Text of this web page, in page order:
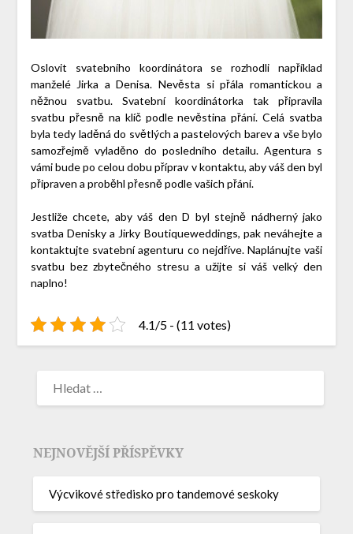
Oslovit svatebního koordinátora se rozhodli například
manželé Jirka a Denisa. Nevěsta si přála romantickou a
něžnou svatbu. Svatební koordinátorka tak připravila
svatbu přesně na klíč podle nevěstina přání. Celá svatba
byla tedy laděná do světlých a pastelových barev a vše bylo
samozřejmě vyladěno do posledního detailu. Agentura s
vámi bude po celou dobu příprav v kontaktu, aby váš den byl
připraven a proběhl přesně podle vašich přání.
Jestliže chcete, aby váš den D byl stejně nádherný jako
svatba Denisky a Jirky Boutiqueweddings, pak neváhejte a
kontaktujte svatební agenturu co nejdříve. Naplánujte vaši
svatbu bez zbytečného stresu a užijte si váš velký den
naplno!
4.1/5 - (11 votes)
NEJNOVĚJŠÍ PŘÍSPĚVKY
Výcvikové středisko pro tandemové seskoky